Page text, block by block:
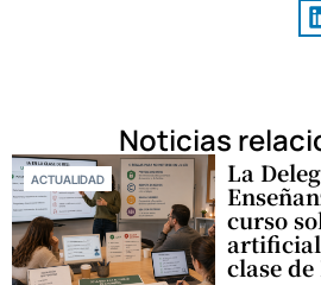
Noticias
ACTUALIDAD La
curso
clase